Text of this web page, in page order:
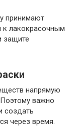
принимают
к лакокрасочным
защите
напрямую
важно
создать
через время.